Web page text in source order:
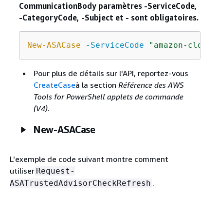
CommunicationBody paramètres -ServiceCode,
-CategoryCode, -Subject et - sont obligatoires.
New-ASACase -ServiceCode "amazon-
Pour plus de détails sur l'API, reportez-vous
CreateCaseà la section Référence des AWS
Tools for PowerShell applets de commande
(V4).
New-ASACase
L'exemple de code suivant montre comment
utiliser Request-
ASATrustedAdvisorCheckRefresh .